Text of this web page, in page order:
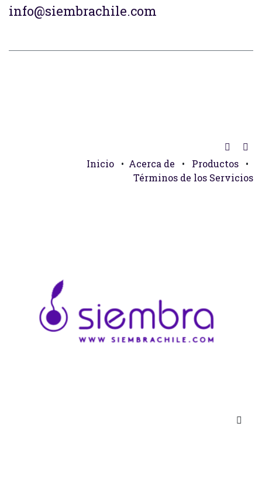
info@siembrachile.com
Inicio • Acerca de • Productos
•
Términos de los Servicios